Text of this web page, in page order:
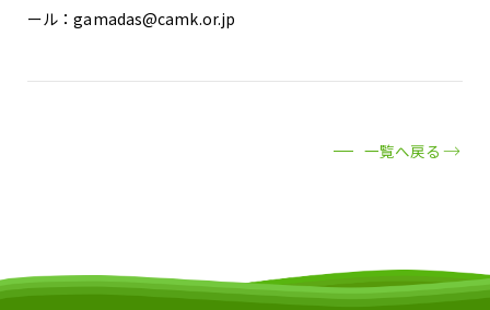
ール：gamadas@camk.or.jp
一覧へ戻る